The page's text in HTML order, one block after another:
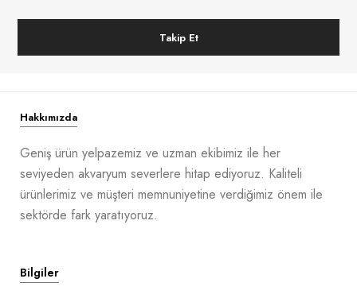
Takip Et
Hakkımızda
Geniş ürün yelpazemiz ve uzman ekibimiz ile her
seviyeden akvaryum severlere hitap ediyoruz. Kaliteli
ürünlerimiz ve müşteri memnuniyetine verdiğimiz önem ile
sektörde fark yaratıyoruz.
Bilgiler